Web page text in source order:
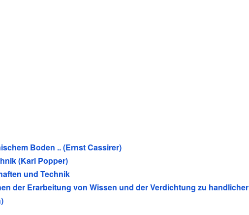
Boden .. (Ernst Cassirer)
(Karl Popper)
und Technik
der Erarbeitung von Wissen und der Verdichtung zu handlicher